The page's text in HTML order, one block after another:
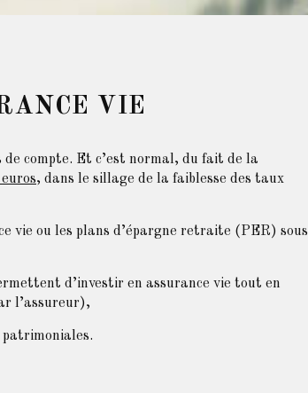
VIE
compte. Et c’est normal, du fait de la
, dans le sillage de la faiblesse des taux
vie ou les plans d’épargne retraite (PER) sous
d’investir en assurance vie tout en
l’assureur),